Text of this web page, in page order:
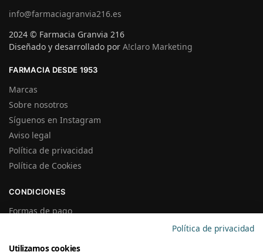
info@farmaciagranvia216.es
2024 © Farmacia Granvia 216
Diseñado y desarrollado por A!claro Marketing
FARMACIA DESDE 1953
Marcas
Sobre nosotros
Síguenos en Instagram
Aviso legal
Política de privacidad
Política de Cookies
CONDICIONES
Formas de pago
Política de privacidad
Utilizamos cookies